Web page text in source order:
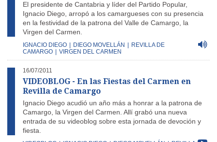
El presidente de Cantabria y líder del Partido Popular,
Ignacio Diego, arropó a los camargueses con su presencia
en la festividad de la patrona del Valle de Camargo, la
Virgen del Carmen.
IGNACIO DIEGO DIEGO MOVELLÁN
REVILLA DE
CAMARGO
VIRGEN DEL CARMEN
16/07/2011
VIDEOBLOG - En las Fiestas del Carmen en
Revilla de Camargo
Ignacio Diego acudió un año más a honrar a la patrona de
Camargo, la Virgen del Carmen. Allí grabó una nueva
entrada de su videoblog sobre esta jornada de devoción y
fiesta.